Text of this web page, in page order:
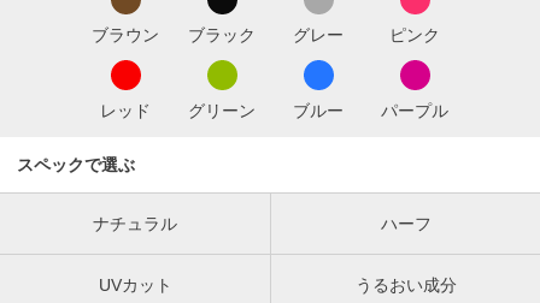
ブラウン ブラック グレー ピンク
レッド グリーン ブルー パープル
スペックで選ぶ
ナチュラル ハーフ
UVカット うるおい成分